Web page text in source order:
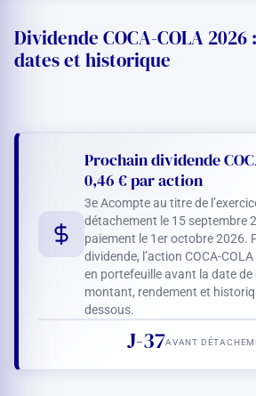
Dividende COCA-COLA
dates et historique
Prochain dividende
0,46 €par action
3e Acompte au titre de
détachement le 15 septembre
paiement le 1er octobre 2026.
dividende, l’action COCA-
en portefeuille avant la date
montant, rendement et
dessous.
J-37AVANT